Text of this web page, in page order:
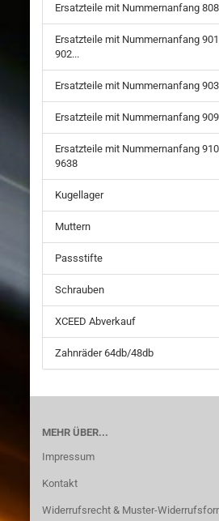
Ersatzteile mit Nummernanfang
Ersatzteile mit Nummernanfang
902...
Ersatzteile mit Nummernanfang
Ersatzteile mit Nummernanfang
Ersatzteile mit Nummernanfang
9638
Kugellager
Muttern
Passstifte
Schrauben
XCEED Abverkauf
Zahnräder 64db/48db
MEHR ÜBER...
Impressum
Kontakt
Widerrufsrecht & Muster-